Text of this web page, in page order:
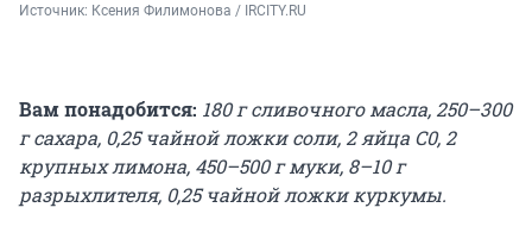
Источник: Ксения Филимонова / IRCITY.RU
Вам понадобится: 180 г сливочного масла, 250–300
г сахара, 0,25 чайной ложки соли, 2 яйца С0, 2
крупных лимона, 450–500 г муки, 8–10 г
разрыхлителя, 0,25 чайной ложки куркумы.